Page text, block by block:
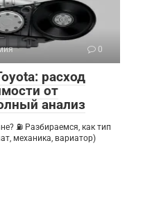
0
расход
от
анализ
⛽ Разбираемся, как тип
механика, вариатор)